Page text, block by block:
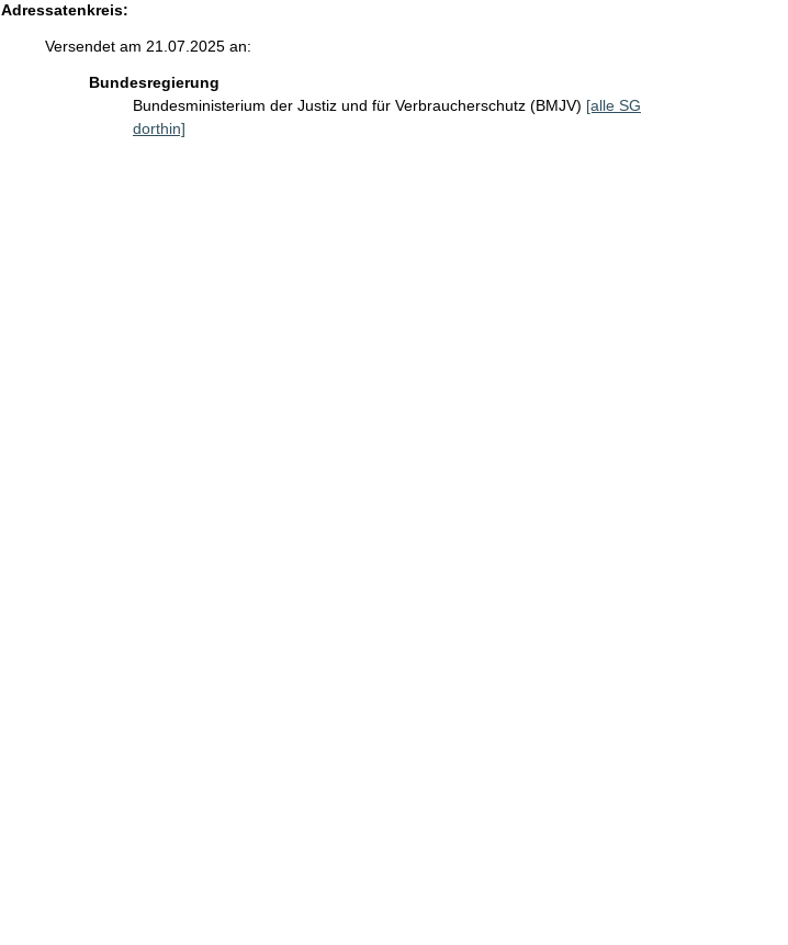
Adressatenkreis:
Versendet am 21.07.2025 an:
Bundesregierung
Bundesministerium der Justiz und für Verbraucherschutz (BMJV) [alle SG
dorthin]